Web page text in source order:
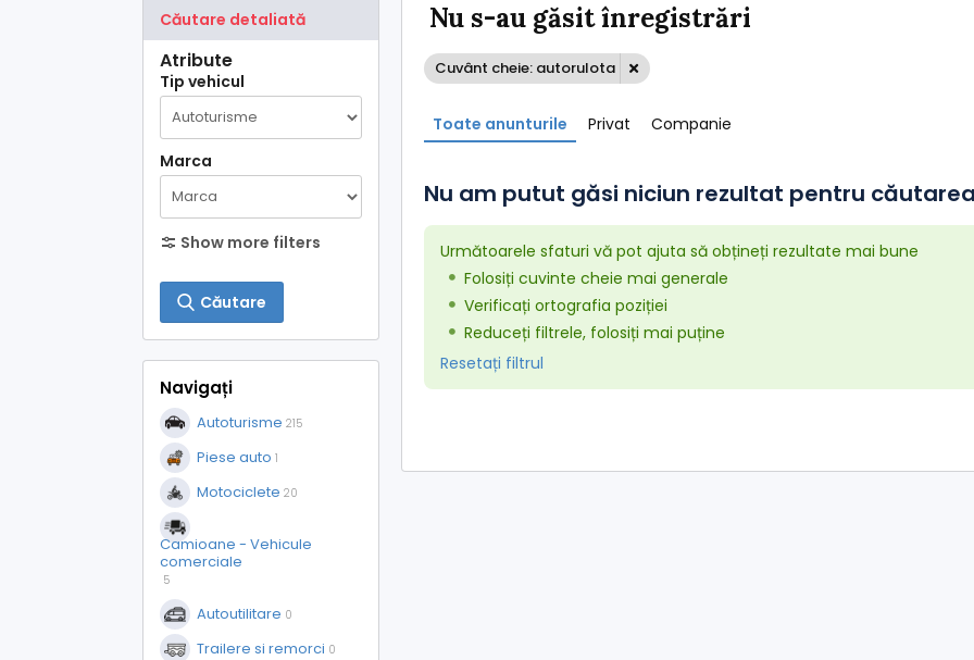
Căutare detaliată
Atribute
Tip vehicul
Marca
Show more filters
Căutare
Navigați
Autoturisme 215
Piese auto 1
Motociclete 20
Camioane - Vehicule
comerciale
5
Autoutilitare 0
Trailere si remorci 0
Nu s-au găsit înregistrări
Cuvânt cheie: autorulota
Toate anunturile Privat Companie
Nu am putut găsi niciun rezultat pentru
Următoarele sfaturi vă pot ajuta să obțineți rezultate mai bune
Folosiți cuvinte cheie mai generale
Verificați ortografia poziției
Reduceți filtrele, folosiți mai puține
Resetați filtrul